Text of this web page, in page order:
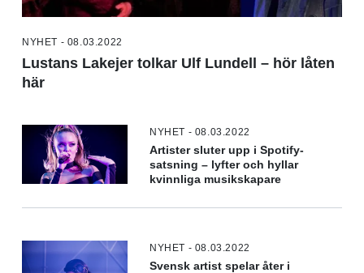
NYHET - 08.03.2022
Lustans Lakejer tolkar Ulf Lundell – hör låten
här
NYHET - 08.03.2022
Artister sluter upp i Spotify-
satsning – lyfter och hyllar
kvinnliga musikskapare
NYHET - 08.03.2022
Svensk artist spelar åter i